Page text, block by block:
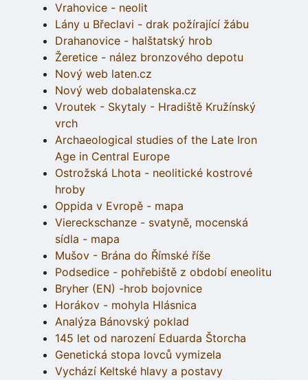
Vrahovice - neolit
Lány u Břeclavi - drak požírající žábu
Drahanovice - halštatský hrob
Žeretice - nález bronzového depotu
Nový web laten.cz
Nový web dobalatenska.cz
Vroutek - Skytaly - Hradiště Kružínský
vrch
Archaeological studies of the Late Iron
Age in Central Europe
Ostrožská Lhota - neolitické kostrové
hroby
Oppida v Evropě - mapa
Viereckschanze - svatyně, mocenská
sídla - mapa
Mušov - Brána do Římské říše
Podsedice - pohřebiště z období eneolitu
Bryher (EN) -hrob bojovnice
Horákov - mohyla Hlásnica
Analýza Bánovský poklad
145 let od narození Eduarda Štorcha
Genetická stopa lovců vymizela
Vychází Keltské hlavy a postavy